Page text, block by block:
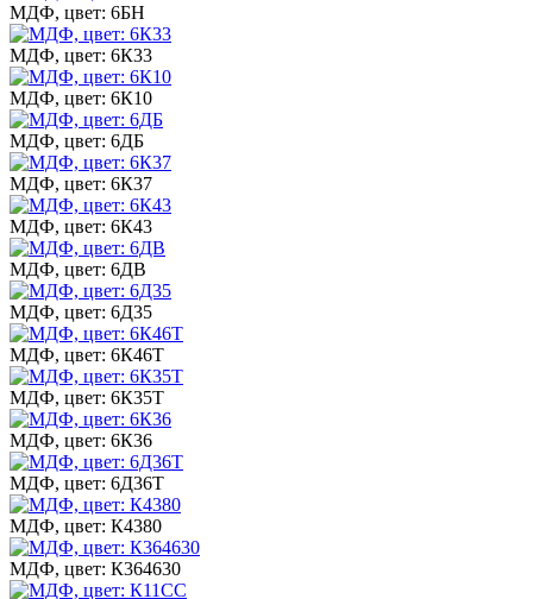
МДФ, цвет: 6БН
МДФ, цвет: 6К33
МДФ, цвет: 6К10
МДФ, цвет: 6ДБ
МДФ, цвет: 6К37
МДФ, цвет: 6К43
МДФ, цвет: 6ДВ
МДФ, цвет: 6Д35
МДФ, цвет: 6К46Т
МДФ, цвет: 6К35Т
МДФ, цвет: 6К36
МДФ, цвет: 6Д36Т
МДФ, цвет: К4380
МДФ, цвет: К364630